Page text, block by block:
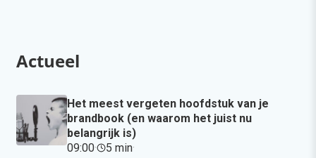
Actueel
Het meest vergeten hoofdstuk van je
brandbook (en waarom het juist nu
belangrijk is)
09:00· 5 min·